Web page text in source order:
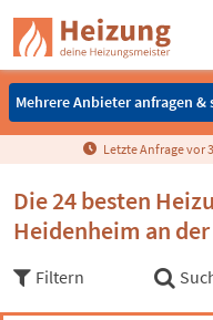
Mehrere Anbieter anfragen &
Mehrere Anbieter anfragen &
Letzte Anfrage vor3
Die 24 besten
Heidenheim an
Filtern